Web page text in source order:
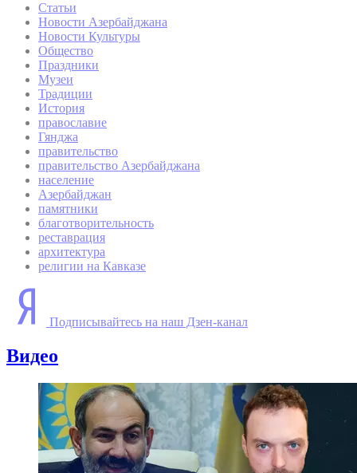
Статьи
Новости Азербайджана
Новости Культуры
Общество
Праздники
Музеи
Традиции
История
православие
Гянджа
правительство
правительство Азербайджана
население
Азербайджан
памятники
благотворительность
реставрация
архитектура
религии на Кавказе
Подписывайтесь на наш Дзен-канал
Видео